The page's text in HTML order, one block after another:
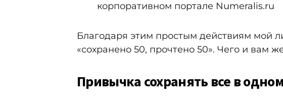
корпоративном портале Numeralis.ru
Благодаря этим простым действиям мой
«сохранено 50, прочтено 50». Чего и вам
Привычка сохранять все в